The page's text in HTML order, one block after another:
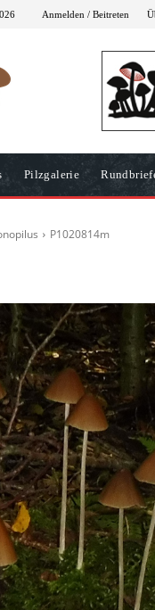
Anmelden / Beitreten
Pilzgalerie
P1020814m